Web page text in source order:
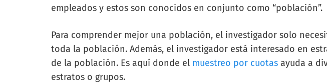
empleados y estos son conocidos en conjunto como “población”.
Para comprender mejor una población, el investigador solo
toda la población. Además, el investigador está interesado en
de la población. Es aquí donde el muestreo por cuotas ayuda a
estratos o grupos.